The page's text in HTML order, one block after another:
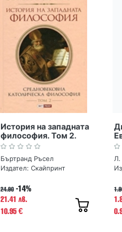
История на западната
философия. Том 2.
Средновековна
католическа
философия
Бъртранд Ръсел
Издател: Скайпринт
24.90 -14%
21.41 лв.
10.95 €
Л.